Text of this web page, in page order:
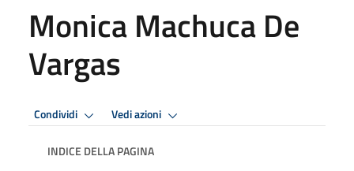
Monica Machuca De
Vargas
Condividi Vedi azioni
INDICE DELLA PAGINA